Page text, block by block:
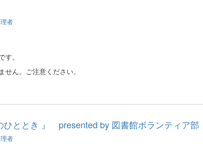
者
。
せん。ご注意ください。
ひととき 』 presented by 図書館ボランティア部
者